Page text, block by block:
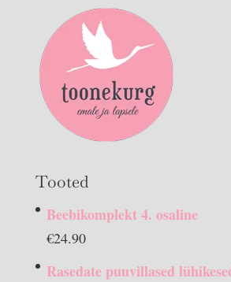
Tooted
Beebikomplekt 4. osaline
€24.90
Rasedate puuvillased